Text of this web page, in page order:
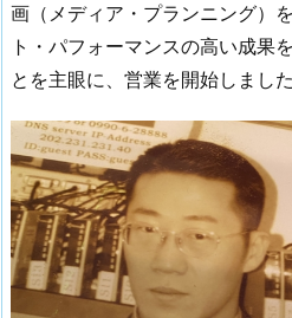
画（メディア・プランニング）
ト・パフォーマンスの高い成果
とを主眼に、営業を開始しました